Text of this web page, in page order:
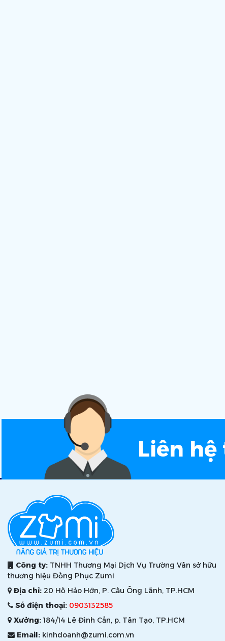
Liên
Công ty: TNHH Thương Mại Dịch Vụ Trường Vân sở hữu
thương hiệu Đồng Phục Zumi
Địa chỉ: 20 Hồ Hảo Hớn, P. Cầu Ông Lãnh, TP.HCM
Số điện thoại: 0903132585
Xưởng:184/14 Lê Đình Cẩn, p. Tân Tạo, TP.HCM
Email: kinhdoanh@zumi.com.vn